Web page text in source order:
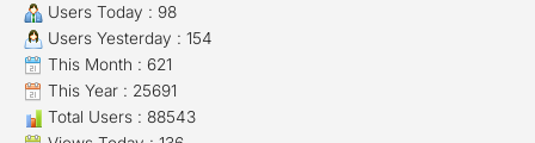
Users Today : 98
Users Yesterday : 154
This Month : 621
This Year : 25691
Total Users : 88543